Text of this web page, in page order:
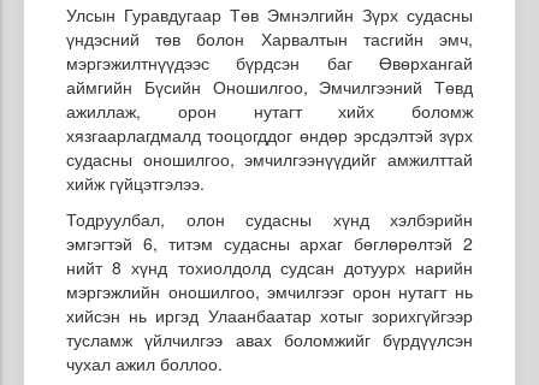
Улсын Гуравдугаар Төв Эмнэлгийн Зүрх судасны
үндэсний төв болон Харвалтын тасгийн эмч,
мэргэжилтнүүдээс бүрдсэн баг Өвөрхангай
аймгийн Бүсийн Оношилгоо, Эмчилгээний Төвд
ажиллаж, орон нутагт хийх боломж
хязгаарлагдмалд тооцогддог өндөр эрсдэлтэй зүрх
судасны оношилгоо, эмчилгээнүүдийг амжилттай
хийж гүйцэтгэлээ.
Тодруулбал, олон судасны хүнд хэлбэрийн
эмгэгтэй 6, титэм судасны архаг бөглөрөлтэй 2
нийт 8 хүнд тохиолдолд судсан дотуурх нарийн
мэргэжлийн оношилгоо, эмчилгээг орон нутагт нь
хийсэн нь иргэд Улаанбаатар хотыг зорихгүйгээр
тусламж үйлчилгээ авах боломжийг бүрдүүлсэн
чухал ажил боллоо.